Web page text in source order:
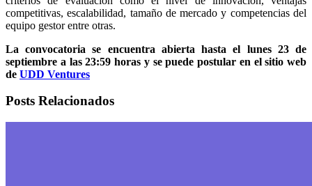
competitivas, escalabilidad, tamaño de mercado y competencias del
equipo gestor entre otras.
La convocatoria se encuentra abierta hasta el lunes 23 de
septiembre a las 23:59 horas y se puede postular en el sitio web
de UDD Ventures
Posts Relacionados